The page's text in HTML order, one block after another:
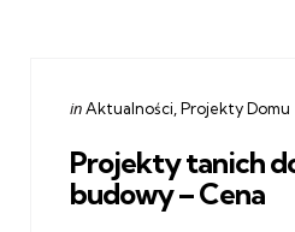
Categories
Posted
inAktualności Projekty Domu
Projekty tanich
budowy – Cena